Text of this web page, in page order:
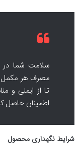
سلامت شما
مصرف هر
تا از ایمنی و
اطمینان حاصل
شرایط نگهداری محصول